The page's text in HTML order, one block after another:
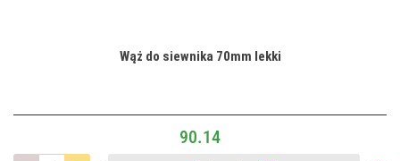
Wąż do siewnika 70mm lekki
90.14